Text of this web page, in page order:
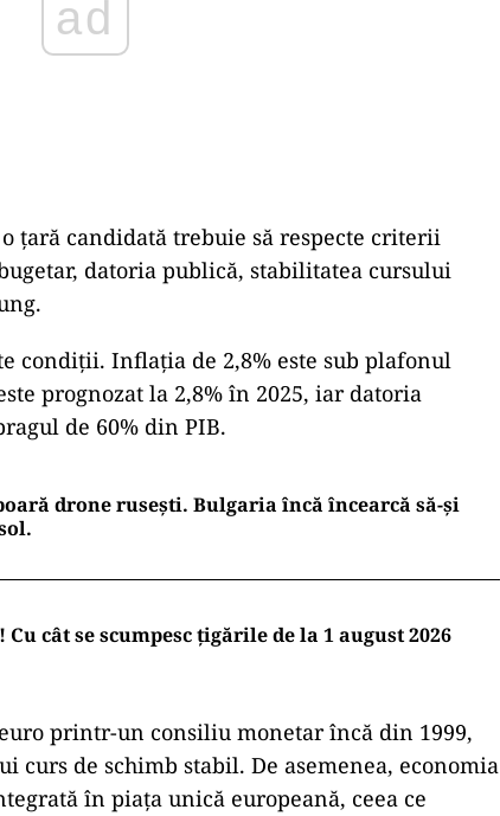
țară candidată trebuie să respecte criterii
datoria publică, stabilitatea cursului
condiții. Inflația de 2,8% este sub plafonul
prognozat la 2,8% în 2025, iar datoria
de 60% din PIB.
drone rusești. Bulgaria încă încearcă să-și
cât se scumpesc țigările de la 1 august 2026
printr-un consiliu monetar încă din 1999,
curs de schimb stabil. De asemenea, economia
în piața unică europeană, ceea ce